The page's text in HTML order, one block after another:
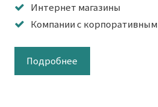
Интернет магазины
Компании с
Подробнее